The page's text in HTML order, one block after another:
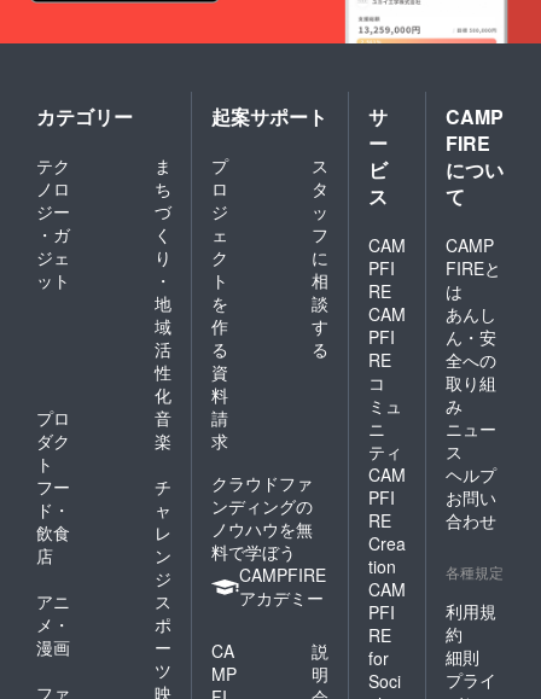
カテゴリー
テク
ノロ
ジー
・ガ
ジェ
ット
ま
ち
づ
く
り
・
地
域
活
性
化
プロ
ダク
ト
音
楽
フー
ド・
飲食
店
チ
ャ
レ
ン
ジ
アニ
メ・
漫画
ス
ポ
ー
ツ
ファ
映
起案サポート
プ
ロ
ジ
ェ
ク
ト
を
作
る
ス
タ
ッ
フ
に
相
談
す
る
資
料
請
求
クラウドファ
ンディングの
ノウハウを無
料で学ぼう
CAMPFIRE
アカデミー
CA
MP
説
明
サ
ー
ビ
ス
CAM
PFI
RE
CAM
PFI
RE
コ
ミュ
ニ
ティ
CAM
PFI
RE
Crea
tion
CAM
PFI
RE
for
Soci
CAMP
FIRE
につい
て
CAMP
FIREと
は
あんし
ん・安
全への
取り組
み
ニュー
ス
ヘルプ
お問い
合わせ
各種規定
利用規
約
細則
プライ